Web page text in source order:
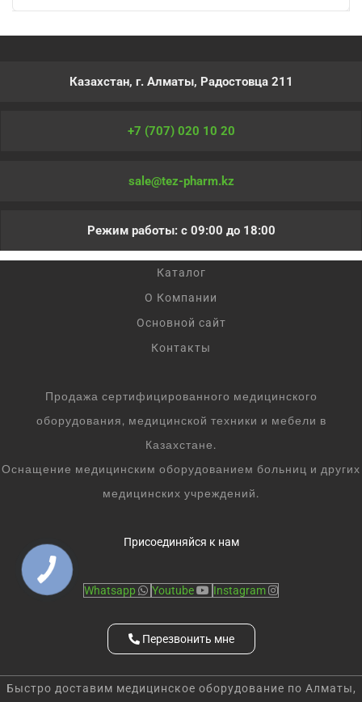
Казахстан, г. Алматы, Радостовца 211
+7 (707) 020 10 20
sale@tez-pharm.kz
Режим работы: с 09:00 до 18:00
Каталог
О Компании
Основной сайт
Контакты
Продажа сертифицированного медицинского
оборудования, медицинской техники и мебели в
Казахстане.
Оснащение медицинским оборудованием больниц и других
медицинских учреждений.
Присоединяйся к нам
Whatsapp Youtube Instagram
Перезвонить мне
Быстро доставим медицинское оборудование по Алматы,